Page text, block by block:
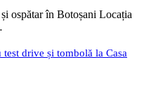
ospătar în Botoșani Locația
drive și tombolă la Casa